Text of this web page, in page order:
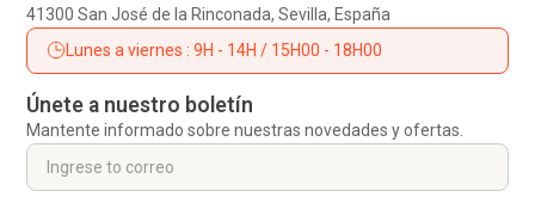
41300 San José de la Rinconada, Sevilla, España
Lunes a viernes : 9H - 14H / 15H00 - 18H00
Únete a nuestro boletín
Mantente informado sobre nuestras novedades y ofertas.